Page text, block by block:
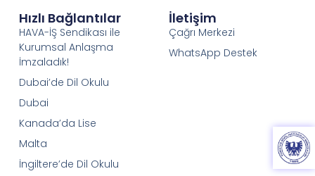
Hızlı Bağlantılar
HAVA-İŞ Sendikası ile
Kurumsal Anlaşma
İmzaladık!
Dubai’de Dil Okulu
Dubai
Kanada’da Lise
Malta
İngiltere’de Dil Okulu
İletişim
Çağrı Merkezi
WhatsApp Destek